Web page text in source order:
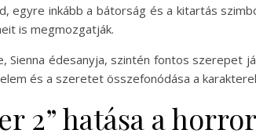
egyre inkább a bátorság és a kitartás
is megmozgatják.
Sienna édesanyja, szintén fontos szerepet
és a szeretet összefonódása a
2” hatása a